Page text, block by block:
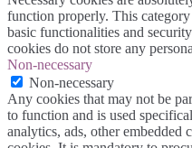
function properly. This
basic functionalities and
cookies do not store any
Non-necessary
Non-necessary
Any cookies that may not be
to function and is used
analytics, ads, other embedded